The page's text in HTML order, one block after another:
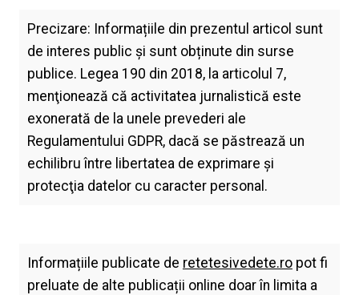
Precizare: Informațiile din prezentul articol sunt
de interes public și sunt obținute din surse
publice. Legea 190 din 2018, la articolul 7,
menţionează că activitatea jurnalistică este
exonerată de la unele prevederi ale
Regulamentului GDPR, dacă se păstrează un
echilibru între libertatea de exprimare şi
protecţia datelor cu caracter personal.
Informațiile publicate de retetesivedete.ropot fi
preluate de alte publicații online doar în limita a